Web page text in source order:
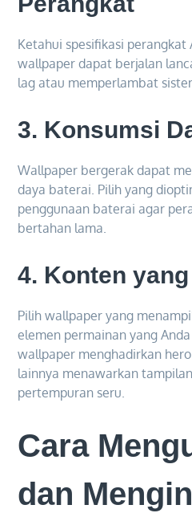
Ketahui spesifikasi perangkat
wallpaper dapat berjalan
lag atau memperlambat
3. Konsumsi
Wallpaper bergerak dapat
daya baterai. Pilih yang
penggunaan baterai agar
bertahan lama.
4. Konten
Pilih wallpaper yang
elemen permainan yang
wallpaper menghadirkan
lainnya menawarkan
pertempuran seru.
Cara
dan